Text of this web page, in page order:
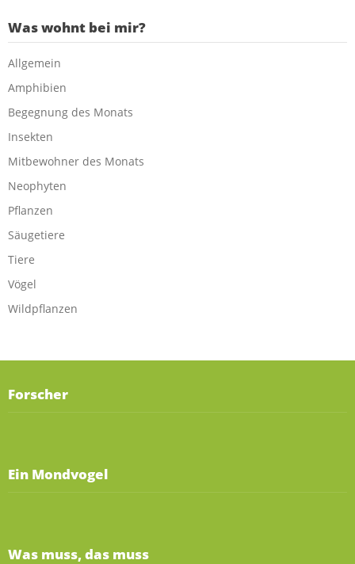
Was wohnt bei mir?
Allgemein
Amphibien
Begegnung des Monats
Insekten
Mitbewohner des Monats
Neophyten
Pflanzen
Säugetiere
Tiere
Vögel
Wildpflanzen
Forscher
Ein Mondvogel
Was muss, das muss